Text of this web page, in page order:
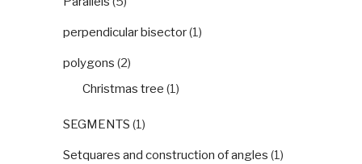
perpendicular bisector(1)
polygons (2)
Christmas tree (1)
SEGMENTS (1)
Setquares and construction of angles (1)